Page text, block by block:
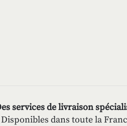
services de livraison
Disponibles dans toute la